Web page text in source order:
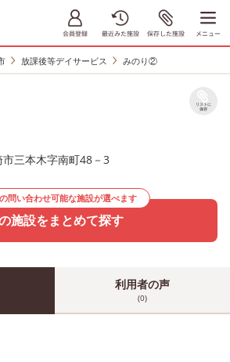
放課後等デイサービス みのり②
リストに
保存
三本木字南町48－3
問い合わせ可能な施設が選べます
施設をまとめて探す
利用者の声
(0)